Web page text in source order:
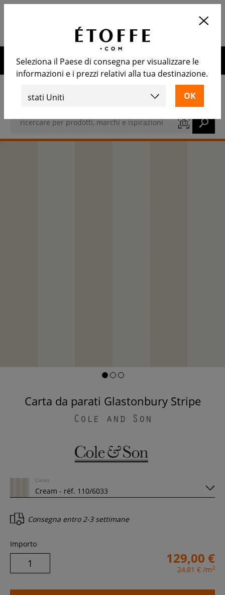
Calcola il numero di rotoli
necessari
APRIRE
newsletter
Carta da parati Glastonbury Stripe
Cole and Son
Colori
Consegna entro 2-3 settimane
Importo
129,00 €
24,81 € /m2
Seleziona il Paese di consegna per visualizzare le
informazioni e i prezzi relativi alla tua destinazione.